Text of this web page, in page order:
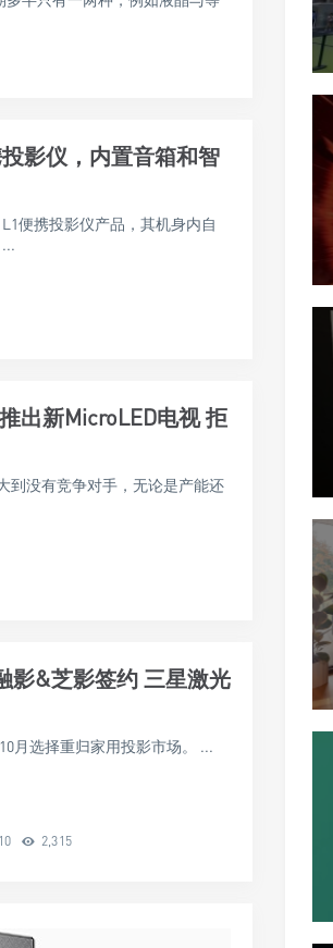
影仪，内置音箱和智
便携投影仪产品，其机身内自
出新MicroLED电视 拒
到没有竞争对手，无论是产能还
影&芝影签约 三星激光
月选择重归家用投影市场。 ...
2,315